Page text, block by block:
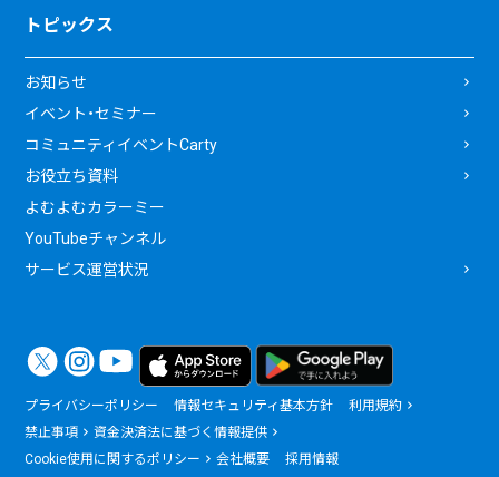
トピックス
お知らせ
イベント・セミナー
コミュニティイベントCarty
お役立ち資料
よむよむカラーミー
YouTubeチャンネル
サービス運営状況
プライバシーポリシー 情報セキュリティ基本方針
利用規約
禁止事項
資金決済法に基づく情報提供
Cookie使用に関するポリシー
会社概要 採用情報